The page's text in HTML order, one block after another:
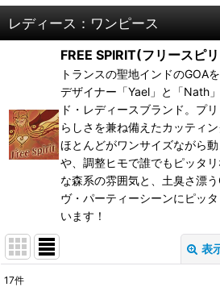
レディース：ワンピース
FREE SPIRIT(フリースピ
トランスの聖地インドのGOA
デザイナー「Yael」と「Nath
ド・レディースブランド。プ
らしさを兼ね備えたカッティ
ほとんどがワンサイズながら
や、調整ヒモで誰でもピッタ
な森系の雰囲気と、土臭さ漂
ヴ・パーティーシーンにピッ
います！
表
17件